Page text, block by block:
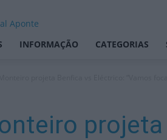
INFORMAÇÃO CATEGORIAS
projeta